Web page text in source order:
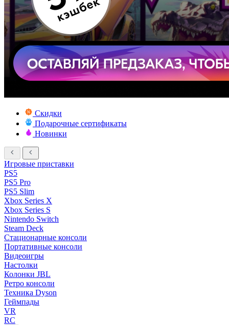
Скидки
Подарочные сертификаты
Новинки
Игровые приставки
PS5
PS5 Pro
PS5 Slim
Xbox Series X
Xbox Series S
Nintendo Switch
Steam Deck
Стационарные консоли
Портативные консоли
Видеоигры
Настолки
Колонки JBL
Ретро консоли
Техника Dyson
Геймпады
VR
RC